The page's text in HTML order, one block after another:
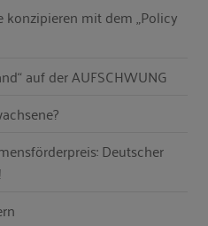
konzipieren mit dem „Policy
auf der AUFSCHWUNG
Deutscher